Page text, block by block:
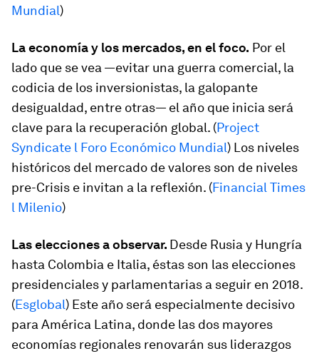
Mundial)
La economía y los mercados, en el foco. Por el
lado que se vea —evitar una guerra comercial, la
codicia de los inversionistas, la galopante
desigualdad, entre otras— el año que inicia será
clave para la recuperación global. (Project
Syndicate l Foro Económico Mundial) Los niveles
históricos del mercado de valores son de niveles
pre-Crisis e invitan a la reflexión. (Financial Times
l Milenio)
Las elecciones a observar. Desde Rusia y Hungría
hasta Colombia e Italia, éstas son las elecciones
presidenciales y parlamentarias a seguir en 2018.
(Esglobal) Este año será especialmente decisivo
para América Latina, donde las dos mayores
economías regionales renovarán sus liderazgos